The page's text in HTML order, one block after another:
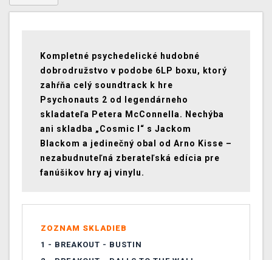
Kompletné psychedelické hudobné
dobrodružstvo v podobe 6LP boxu, ktorý
zahŕňa celý soundtrack k hre
Psychonauts 2 od legendárneho
skladateľa Petera McConnella. Nechýba
ani skladba „Cosmic I“ s Jackom
Blackom a jedinečný obal od Arno Kisse –
nezabudnuteľná zberateľská edícia pre
fanúšikov hry aj vinylu.
ZOZNAM SKLADIEB
1 - BREAKOUT - BUSTIN